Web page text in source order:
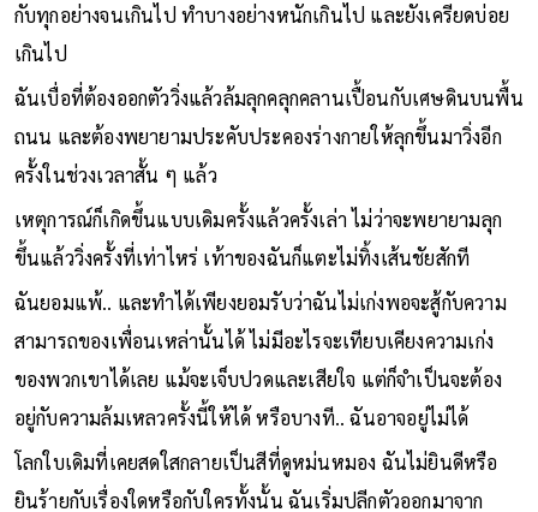
กับทุกอย่างจนเกินไป ทำบางอย่างหนักเกินไป และยังเครียดบ่อย
เกินไป
ฉันเบื่อที่ต้องออกตัววิ่งแล้วล้มลุกคลุกคลานเปื้อนกับเศษดินบนพื้น
ถนน และต้องพยายามประคับประคองร่างกายให้ลุกขึ้นมาวิ่งอีก
ครั้งในช่วงเวลาสั้น ๆ แล้ว
เหตุการณ์ก็เกิดขึ้นแบบเดิมครั้งแล้วครั้งเล่า ไม่ว่าจะพยายามลุก
ขึ้นแล้ววิ่งครั้งที่เท่าไหร่ เท้าของฉันก็แตะไม่ทิ้งเส้นชัยสักที
ฉันยอมแพ้.. และทำได้เพียงยอมรับว่าฉันไม่เก่งพอจะสู้กับความ
สามารถของเพื่อนเหล่านั้นได้ ไม่มีอะไรจะเทียบเคียงความเก่ง
ของพวกเขาได้เลย แม้จะเจ็บปวดและเสียใจ แต่ก็จำเป็นจะต้อง
อยู่กับความล้มเหลวครั้งนี้ให้ได้ หรือบางที.. ฉันอาจอยู่ไม่ได้
โลกใบเดิมที่เคยสดใสกลายเป็นสีที่ดูหม่นหมอง ฉันไม่ยินดีหรือ
ยินร้ายกับเรื่องใดหรือกับใครทั้งนั้น ฉันเริ่มปลีกตัวออกมาจาก